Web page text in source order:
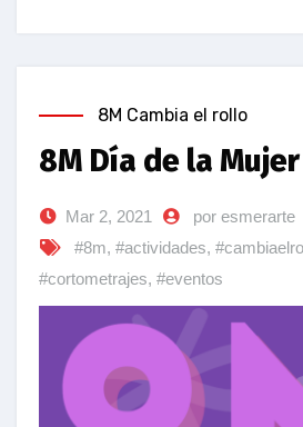
8M Cambia el rollo
8M Día de la Mujer
Mar 2, 2021 por esmerarte
#8m, #actividades,
#cortometrajes, #eventos